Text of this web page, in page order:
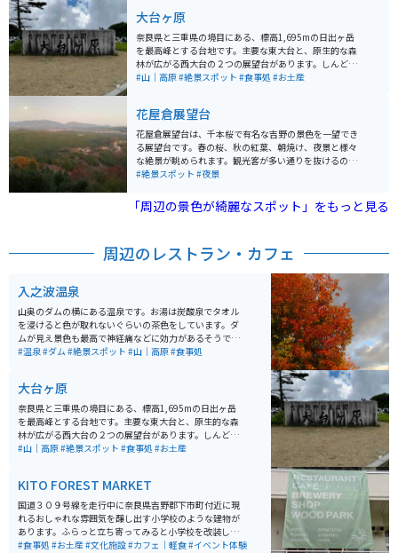
です。
大台ヶ原
奈良県と三重県の境目にある、標高1,695mの日出ヶ岳
を最高峰とする台地です。主要な東大台と、原生的な森
林が広がる西大台の２つの展望台があります。しんどす
ぎないハイキングコースと、整備された地面で誰でも気
一面に広がり絶景です。日出ヶ岳の展望台から360度パ
ノラマ風景が堪能できます。最大の絶景ポイントである
大蛇嵒の展望も素晴らしいです。 大台ケ原ドライブウェ
イの終点にある大台ケ原ビジターセンターには食堂、お
土産屋さんがあります。駐車場も200台、バイク専用も
#山｜高原#絶景スポット #食事処 #お土産
花屋倉展望台
花屋倉展望台は、千本桜で有名な吉野の景色を一望でき
る展望台です。春の桜、秋の紅葉、朝焼け、夜景と様々
な絶景が眺められます。観光客が多い通りを抜けるの
で、注意が必要です。道幅が狭く、対向車とのすれ違い
い。
#絶景スポット #夜景
「周辺の景色が綺麗なスポット」をもっと見る
周辺のレストラン・カフェ
入之波温泉
山奥のダムの横にある温泉です。お湯は炭酸泉でタオル
を浸けると色が取れないぐらいの茶色をしています。ダ
ムが見え景色も最高で神経痛などに効力があるそうで
す。大台ケ原ツーリングの帰り、夕方に寄ると家に着く
です。
#温泉#ダム#絶景スポット #山｜高原#食事処
大台ヶ原
奈良県と三重県の境目にある、標高1,695mの日出ヶ岳
を最高峰とする台地です。主要な東大台と、原生的な森
林が広がる西大台の２つの展望台があります。しんどす
ぎないハイキングコースと、整備された地面で誰でも気
一面に広がり絶景です。日出ヶ岳の展望台から360度パ
ノラマ風景が堪能できます。最大の絶景ポイントである
大蛇嵒の展望も素晴らしいです。 大台ケ原ドライブウェ
イの終点にある大台ケ原ビジターセンターには食堂、お
土産屋さんがあります。駐車場も200台、バイク専用も
#山｜高原#絶景スポット #食事処 #お土産
KITO FOREST MARKET
国道３０９号線を走行中に奈良県吉野郡下市町付近に現
れるおしゃれな雰囲気を醸し出す小学校のような建物が
あります。ふらっと立ち寄ってみると小学校を改装した
複合型体験施設で、地元の農産物やデザイン商品の販
#食事処 #お土産#文化施設#カフェ｜軽食#イベント体験